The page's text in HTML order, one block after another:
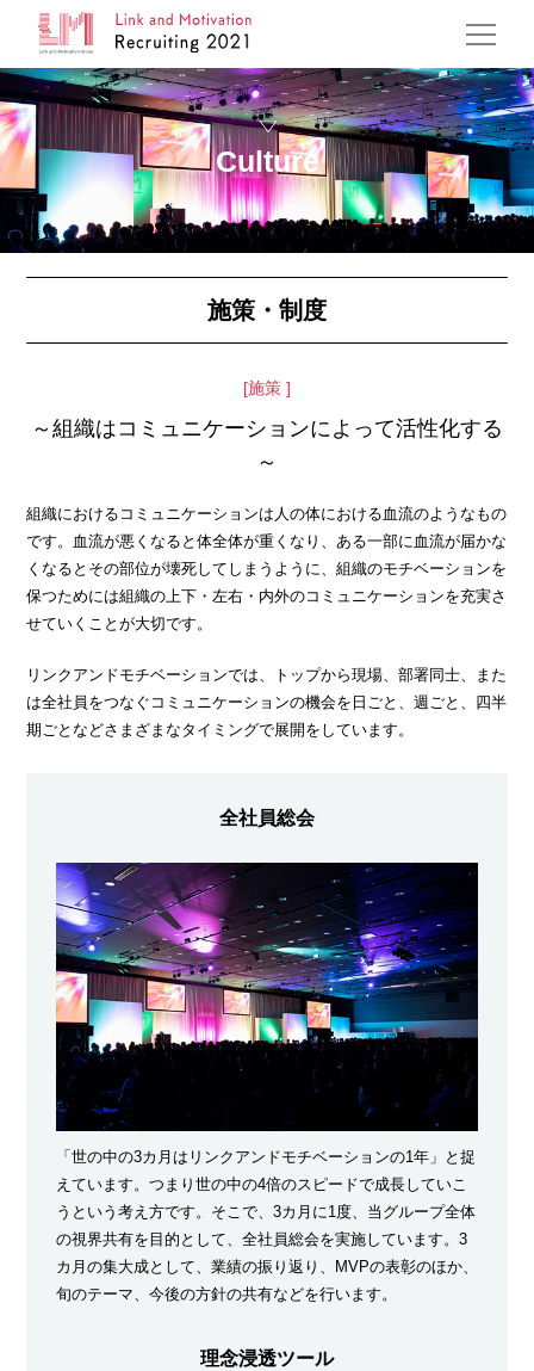
Culture
施策・制度
施策
～組織はコミュニケーションによって活性化する
～
組織におけるコミュニケーションは人の体における血流のようなもの
です。血流が悪くなると体全体が重くなり、ある一部に血流が届かな
くなるとその部位が壊死してしまうように、組織のモチベーションを
保つためには組織の上下・左右・内外のコミュニケーションを充実さ
せていくことが大切です。
リンクアンドモチベーションでは、トップから現場、部署同士、また
は全社員をつなぐコミュニケーションの機会を日ごと、週ごと、四半
期ごとなどさまざまなタイミングで展開をしています。
全社員総会
「世の中の3カ月はリンクアンドモチベーションの1年」と捉
えています。つまり世の中の4倍のスピードで成長していこ
うという考え方です。そこで、3カ月に1度、当グループ全体
の視界共有を目的として、全社員総会を実施しています。3
カ月の集大成として、業績の振り返り、MVPの表彰のほか、
旬のテーマ、今後の方針の共有などを行います。
理念浸透ツール